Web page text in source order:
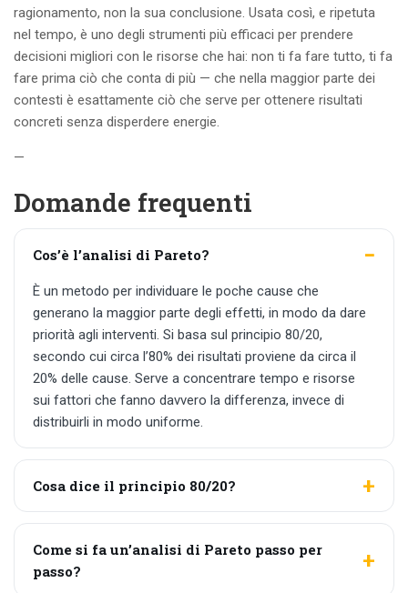
ragionamento, non la sua conclusione. Usata così, e ripetuta
nel tempo, è uno degli strumenti più efficaci per prendere
decisioni migliori con le risorse che hai: non ti fa fare tutto, ti fa
fare prima ciò che conta di più — che nella maggior parte dei
contesti è esattamente ciò che serve per ottenere risultati
concreti senza disperdere energie.
—
Domande frequenti
Cos’è l’analisi di Pareto?
È un metodo per individuare le poche cause che
generano la maggior parte degli effetti, in modo da dare
priorità agli interventi. Si basa sul principio 80/20,
secondo cui circa l’80% dei risultati proviene da circa il
20% delle cause. Serve a concentrare tempo e risorse
sui fattori che fanno davvero la differenza, invece di
distribuirli in modo uniforme.
Cosa dice il principio 80/20?
Come si fa un’analisi di Pareto passo per
passo?